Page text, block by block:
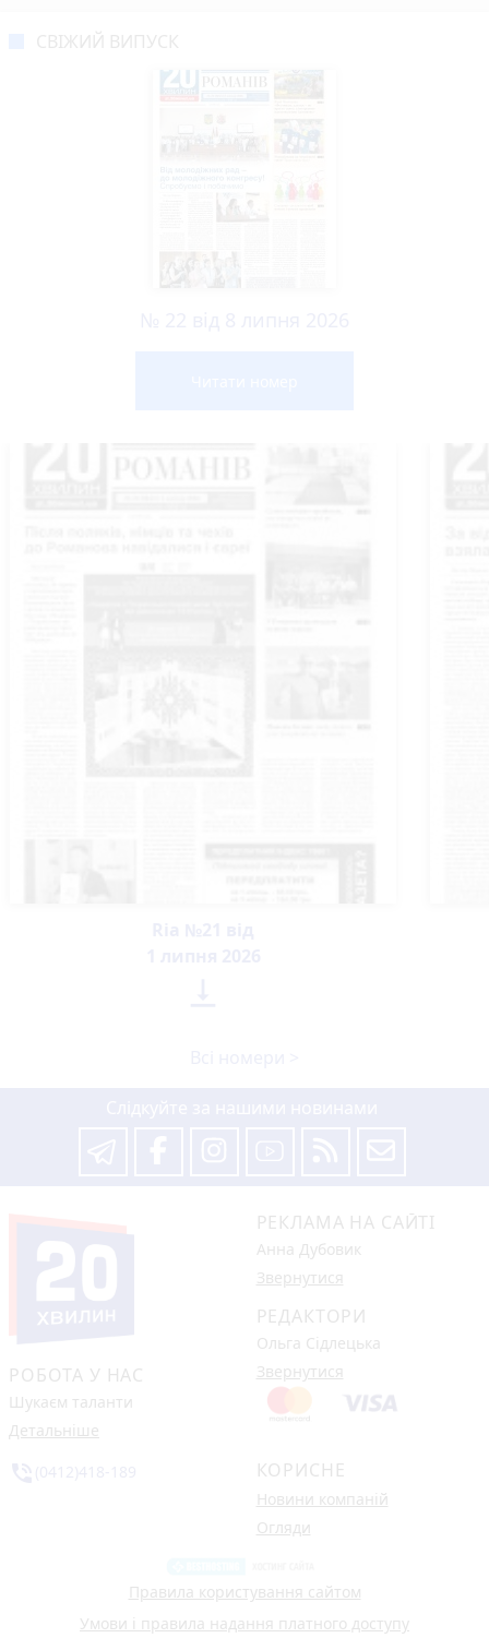
РОБОТА У НАС
Шукаєм таланти
Детальніше
РЕКЛАМА НА САЙТІ
Анна Дубовик
Звернутися
РЕДАКТОРИ
Ольга Сідлецька
Звернутися
КОРИСНЕ
Новини компаній
Огляди
Правила користування сайтом
Умови і правила надання платного доступу